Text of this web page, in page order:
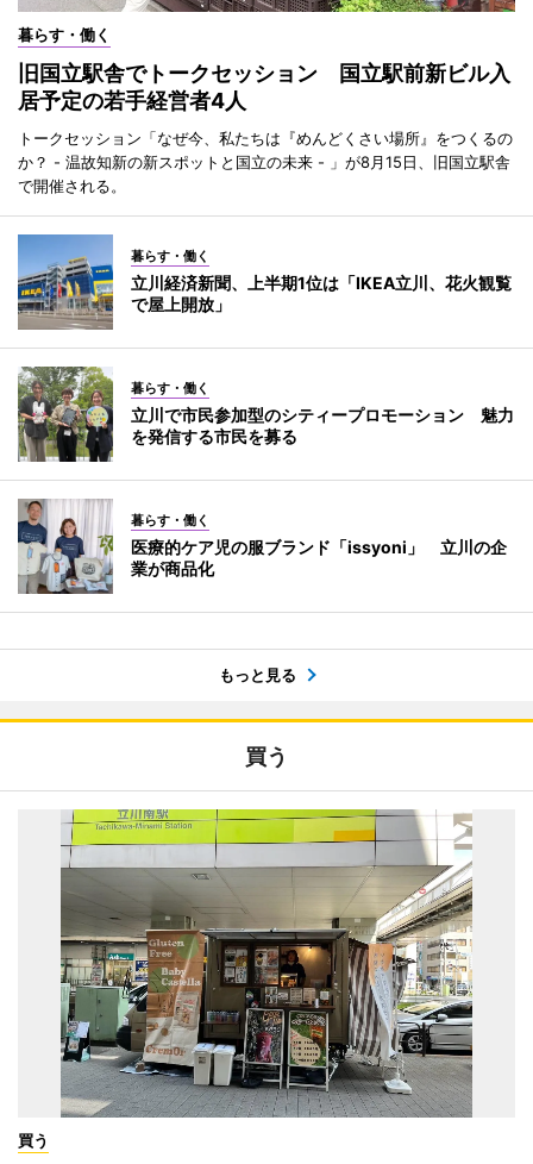
暮らす・働く
旧国立駅舎でトークセッション 国立駅前新ビル入
居予定の若手経営者4人
トークセッション「なぜ今、私たちは『めんどくさい場所』をつくるの
か？ - 温故知新の新スポットと国立の未来 - 」が8月15日、旧国立駅舎
で開催される。
暮らす・働く
立川経済新聞、上半期1位は「IKEA立川、花火観覧
で屋上開放」
暮らす・働く
立川で市民参加型のシティープロモーション 魅力
を発信する市民を募る
暮らす・働く
医療的ケア児の服ブランド「issyoni」 立川の企
業が商品化
もっと見る
買う
買う